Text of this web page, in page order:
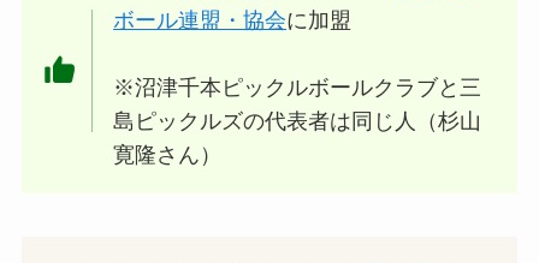
ボール連盟・協会に加盟
※沼津千本ピックルボールクラブと三
島ピックルズの代表者は同じ人（杉山
寛隆さん）